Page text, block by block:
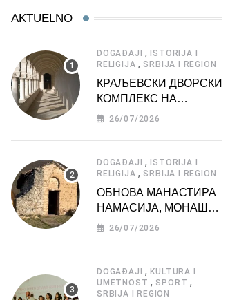
AKTUELNO
DOGAĐAJI , ISTORIJA I
RELIGIJA , SRBIJA I REGION
КРАЉЕВСКИ ДВОРСКИ
КОМПЛЕКС НА
ДЕДИЊУ –
АТРАКЦИЈА
26/07/2026
DOGAĐAJI , ISTORIJA I
RELIGIJA , SRBIJA I REGION
ОБНОВА МАНАСТИРА
НАМАСИЈА, МОНАШКЕ
ЗАДУЖБИНЕ
26/07/2026
DOGAĐAJI ,KULTURA I
UMETNOST , SPORT ,
SRBIJA I REGION